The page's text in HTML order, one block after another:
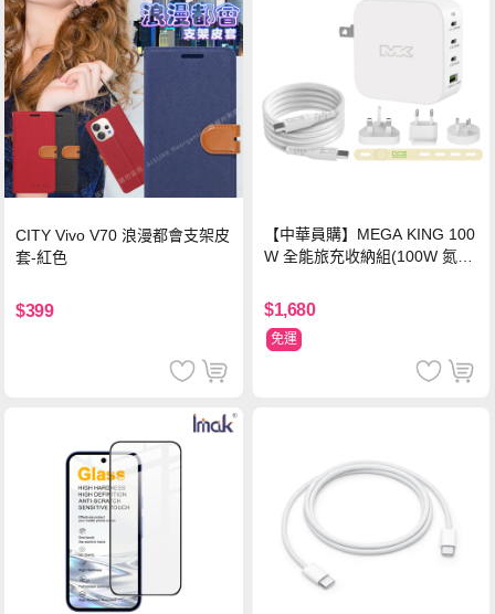
CITY Vivo V70 浪漫都會支架皮
套-紅色
$399
【中華員購】MEGA KING 100
W 全能旅充收納組(100W 氮化
萬國轉接器)
$1,680
免運